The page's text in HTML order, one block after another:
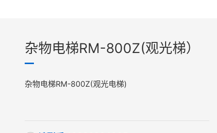
杂物电梯RM-800Z(观光梯）
杂物电梯RM-800Z(观光电梯)